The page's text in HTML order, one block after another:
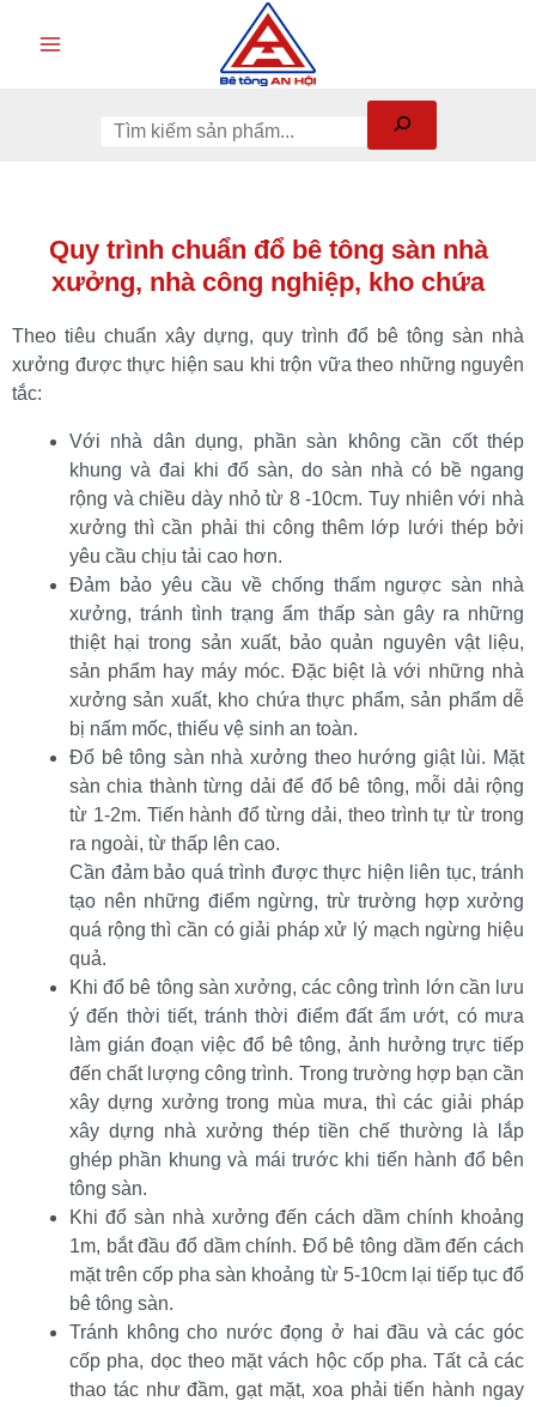
Quy trình chuẩn đổ bê tông sàn nhà
xưởng, nhà công nghiệp, kho chứa
Theo tiêu chuẩn xây dựng, quy trình đổ bê tông sàn nhà
xưởng được thực hiện sau khi trộn vữa theo những nguyên
tắc:
Với nhà dân dụng, phần sàn không cần cốt thép
khung và đai khi đổ sàn, do sàn nhà có bề ngang
rộng và chiều dày nhỏ từ 8 -10cm. Tuy nhiên với nhà
xưởng thì cần phải thi công thêm lớp lưới thép bởi
yêu cầu chịu tải cao hơn.
Đảm bảo yêu cầu về chống thấm ngược sàn nhà
xưởng, tránh tình trạng ẩm thấp sàn gây ra những
thiệt hại trong sản xuất, bảo quản nguyên vật liệu,
sản phẩm hay máy móc. Đặc biệt là với những nhà
xưởng sản xuất, kho chứa thực phẩm, sản phẩm dễ
bị nấm mốc, thiếu vệ sinh an toàn.
Đổ bê tông sàn nhà xưởng theo hướng giật lùi. Mặt
sàn chia thành từng dải để đổ bê tông, mỗi dải rộng
từ 1-2m. Tiến hành đổ từng dải, theo trình tự từ trong
ra ngoài, từ thấp lên cao.
Cần đảm bảo quá trình được thực hiện liên tục, tránh
tạo nên những điểm ngừng, trừ trường hợp xưởng
quá rộng thì cần có giải pháp xử lý mạch ngừng hiệu
quả.
Khi đổ bê tông sàn xưởng, các công trình lớn cần lưu
ý đến thời tiết, tránh thời điểm đất ẩm ướt, có mưa
làm gián đoạn việc đổ bê tông, ảnh hưởng trực tiếp
đến chất lượng công trình. Trong trường hợp bạn cần
xây dựng xưởng trong mùa mưa, thì các giải pháp
xây dựng nhà xưởng thép tiền chế thường là lắp
ghép phần khung và mái trước khi tiến hành đổ bên
tông sàn.
Khi đổ sàn nhà xưởng đến cách dầm chính khoảng
1m, bắt đầu đổ dầm chính. Đổ bê tông dầm đến cách
mặt trên cốp pha sàn khoảng từ 5-10cm lại tiếp tục đổ
bê tông sàn.
Tránh không cho nước đọng ở hai đầu và các góc
cốp pha, dọc theo mặt vách hộc cốp pha. Tất cả các
thao tác như đầm, gạt mặt, xoa phải tiến hành ngay